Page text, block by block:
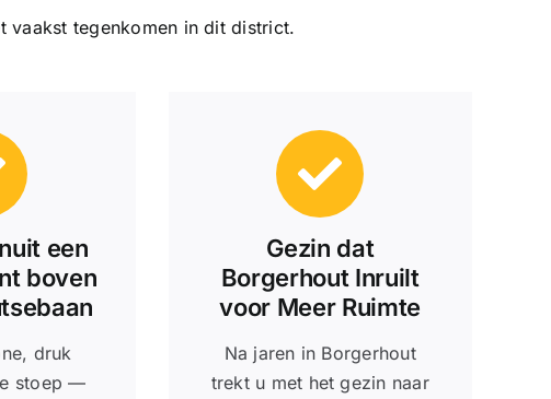
vaakst tegenkomen in dit district.
een
boven
druk
stoep —
Gezin dat
Borgerhout Inruilt
voor Meer Ruimte
Na jaren in Borgerhout
trekt u met het gezin naar